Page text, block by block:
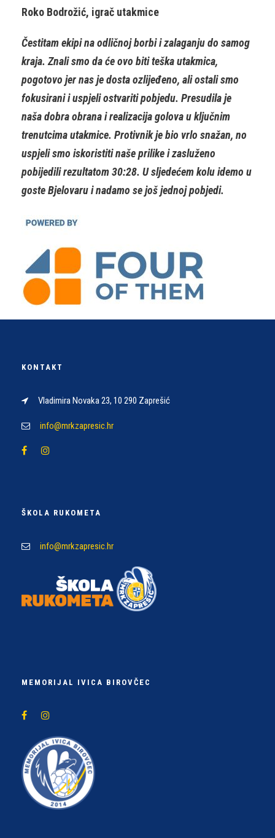
Roko Bodrožić, igrač utakmice
Čestitam ekipi na odličnoj borbi i zalaganju do samog
kraja. Znali smo da će ovo biti teška utakmica,
pogotovo jer nas je dosta ozlijeđeno, ali ostali smo
fokusirani i uspjeli ostvariti pobjedu. Presudila je
naša dobra obrana i realizacija golova u ključnim
trenutcima utakmice. Protivnik je bio vrlo snažan, no
uspjeli smo iskoristiti naše prilike i zasluženo
pobijedili rezultatom 30:28. U sljedećem kolu idemo u
goste Bjelovaru i nadamo se još jednoj pobjedi.
KONTAKT
Vladimira Novaka 23, 10 290 Zaprešić
info@mrkzapresic.hr
ŠKOLA RUKOMETA
info@mrkzapresic.hr
MEMORIJAL IVICA BIROVČEC